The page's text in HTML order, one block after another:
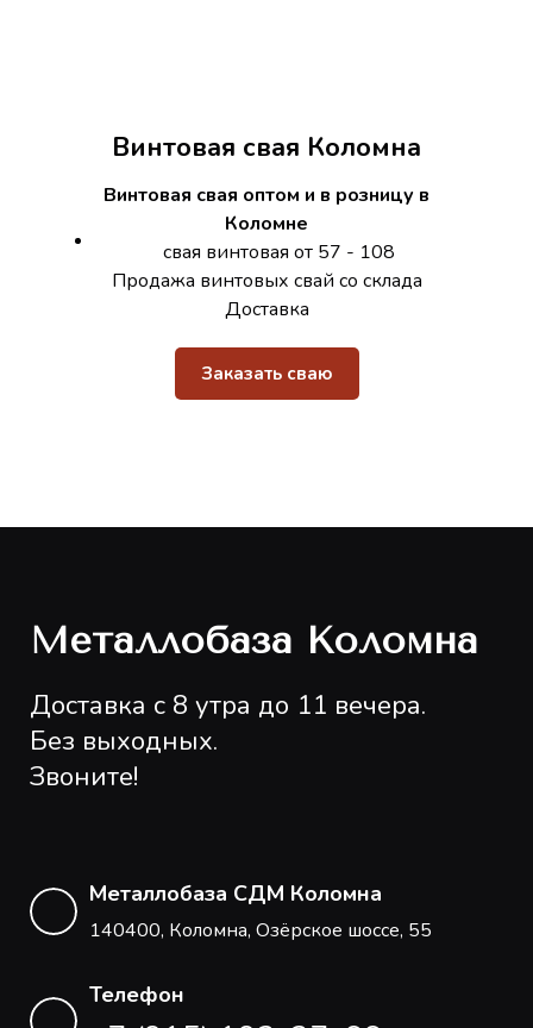
Винтовая свая Коломна
Винтовая свая оптом и в розницу в
Коломне
свая винтовая от 57 - 108
Продажа винтовых свай со склада
Доставка
Заказать сваю
Металлобаза Коломна
Доставка с 8 утра до 11 вечера.
Без выходных.
Звоните!
Металлобаза СДМ Коломна
140400, Коломна, Озёрское шоссе, 55
Телефон